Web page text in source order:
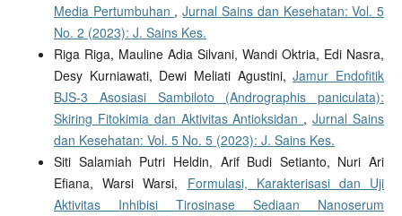
Media Pertumbuhan ,Jurnal Sains dan Kesehatan: Vol. 5
No. 2 (2023): J. Sains Kes.
Riga Riga, Mauline Adia Silvani, Wandi Oktria, Edi Nasra,
Desy Kurniawati, Dewi Meliati Agustini,Jamur Endofitik
BJS-3 Asosiasi Sambiloto (Andrographis paniculata):
Skiring Fitokimia dan Aktivitas Antioksidan ,Jurnal Sains
dan Kesehatan: Vol. 5 No. 5 (2023): J. Sains Kes.
Siti Salamiah Putri Heldin, Arif Budi Setianto, Nuri Ari
Efiana, Warsi Warsi, Formulasi, Karakterisasi dan Uji
Aktivitas Inhibisi Tirosinase Sediaan Nanoserum